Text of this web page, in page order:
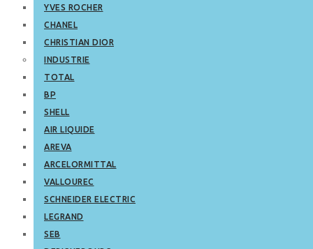
YVES ROCHER
CHANEL
CHRISTIAN DIOR
INDUSTRIE
TOTAL
BP
SHELL
AIR LIQUIDE
AREVA
ARCELORMITTAL
VALLOUREC
SCHNEIDER ELECTRIC
LEGRAND
SEB